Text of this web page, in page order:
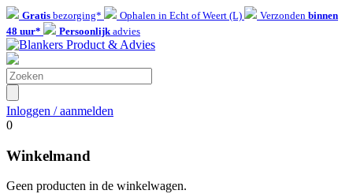
Gratis bezorging* Ophalen in Echt of Weert (L) Verzonden binnen
48 uur*
Persoonlijkadvies
Inloggen / aanmelden
0
Winkelmand
Geen producten in de winkelwagen.